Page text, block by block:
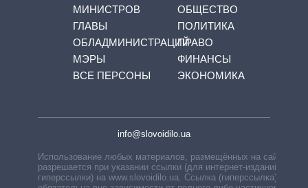
МИНИСТРОВ
ГЛАВЫ
ОБЛАДМИНИСТРАЦИЙ
МЭРЫ
ВСЕ ПЕРСОНЫ
ОБЩЕСТВО
ПОЛИТИКА
ПРАВО
ФИНАНСЫ
ЭКОНОМИКА
info@slovoidilo.ua
Использование любых материалов, размещённых на сайте,
разрешается при указании ссылки (для интернет-изданий —
гиперссылки) на www.slovoidilo.ua. Ссылка (гиперссылка)